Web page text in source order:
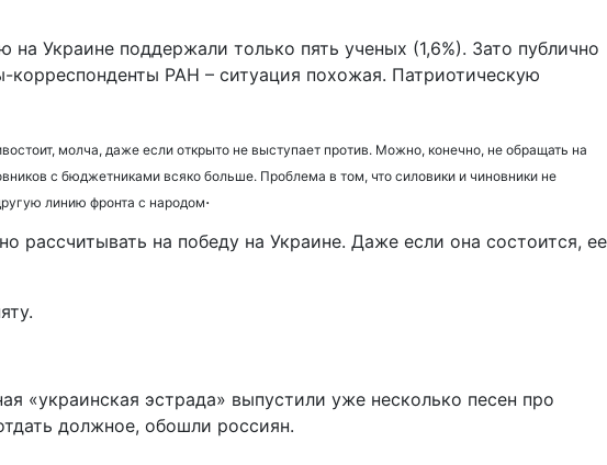
Украине поддержали только пять ученых (1,6%). Зато публично
корреспонденты РАН – ситуация похожая. Патриотическую
молча, даже если открыто не выступает против. Можно, конечно, не обращать на
с бюджетниками всяко больше. Проблема в том, что силовики и чиновники не
линию фронта с народом.
рассчитывать на победу на Украине. Даже если она состоится, ее
«украинская эстрада» выпустили уже несколько песен про
должное, обошли россиян.